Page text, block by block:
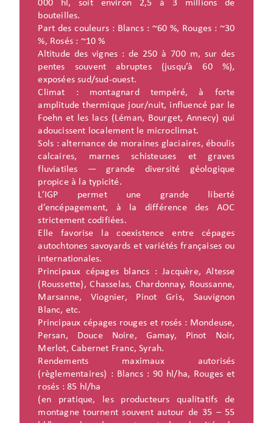
000 hl, soit environ 2,5 à 3 millions de
bouteilles.
Part des couleurs : Blancs : ~60 %, Rouges : ~30
%, Rosés : ~10 %
Altitude des vignes : de 250 à 700 m, sur des
pentes souvent abruptes (jusqu’à 60 %),
exposées sud/sud-ouest.
Climat : montagnard tempéré, à forte
amplitude thermique jour/nuit, influencé par le
Foehn et les lacs (Léman, Bourget, Annecy) qui
adoucissent localement le microclimat.
Sols : alternance de moraines glaciaires, éboulis
calcaires, marnes schisteuses et graves
fluviatiles — grande diversité géologique
propice à la typicité.
L’IGP permet une grande liberté
d’encépagement, à la différence des AOC
strictement codifiées.
Elle favorise la coexistence entre cépages
autochtones savoyards et variétés françaises ou
internationales.
Principaux cépages blancs : Jacquère, Altesse
(Roussette), Chasselas, Chardonnay, Roussanne,
Marsanne, Viognier, Pinot Gris, Sauvignon
Blanc, etc.
Principaux cépages rouges et rosés : Mondeuse,
Persan, Douce Noire, Gamay, Pinot Noir,
Merlot, Cabernet Franc, Syrah.
Rendements maximaux autorisés
(règlementaires) : Blancs : 90 hl/ha, Rouges et
rosés : 85 hl/ha
(en pratique, les producteurs qualitatifs de
montagne tournent souvent autour de 35 – 55